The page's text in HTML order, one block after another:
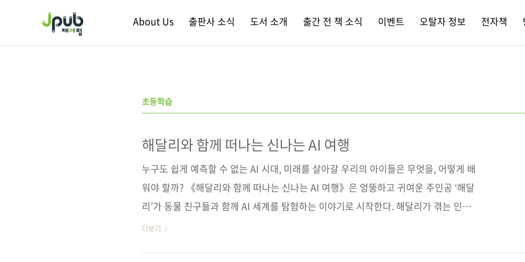
About Us 출판사 소식 도서 소개 출간 전 책 소식 이벤트 오탈자 정보 전자책
초등학습
해달리와 함께 떠나는 신나는 AI 여행
누구도 쉽게 예측할 수 없는 AI 시대, 미래를 살아갈 우리의 아이들은 무엇을, 어떻게 배
워야 할까? 《해달리와 함께 떠나는 신나는 AI 여행》은 엉뚱하고 귀여운 주인공 ‘해달
리’가 동물 친구들과 함께 AI 세계를 탐험하는 이야기로 시작한다. 해달리가 겪는 인공
지능 에피소드에 더해 챗GPT·캔바·투닝 같은 AI 도구를 사용해 과학·영어·역사·수
더보기